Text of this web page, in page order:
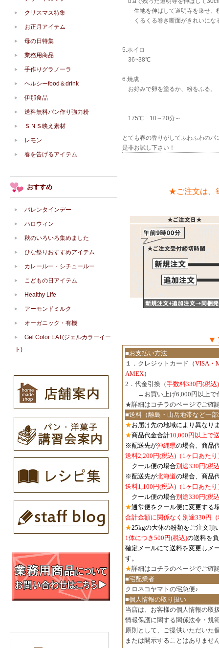
生地を伸ばして道明寺を乗せ、
くるくる巻き断面がきれいにな
5.ホイロ
36~38℃
6.焼成
お好みで卵を塗るか、粉をふる。
175℃ 10～20分～
とても春の香りがしてふわふわの
是非お試し下さい！
★ご注文は、
▼
■お支払い方法
１．クレジットカード（VISA・
AMEX）
2．代金引換（手数料330円(税込)
→お買い上げ6,000円以上で
★詳細は コチラのページでご確
■送料（離島・山岳地帯など一
★お届け先の地域により異なり
★商品代金合計10,000円以上で
※配送先が沖縄県の場合、商品
送料2,200円(税込)（1ヶ口あたり
クール便の場合別途330円(税
※配送先が北海道の場合、商品
送料1,100円(税込) （1ヶ口あた
クール便の場合別途330円(税
★通常便をクール便に変更する
合計金額に関係なく別途330円
★25kgの大体の粉類をご注文頂
1体につき500円(税込)の送料を
確定メールにて送料を変更しメ
す。
★詳細は コチラのページでご確
■宅配業者
クロネコヤマトの宅急便♪
■個人情報の取り扱い
当店は、お客様の個人情報の取
情報保護に関する関係法令・規
原則として、ご提供いただいた
または開示することはありませ
クリスマス特集
お正月アイテム
母の日特集
業務用商品
手作りグラノーラ
ヘルシーfood＆drink
伊那食品
送料無料パン作り強力粉
ＳＮＳ映え素材
レモン
春を告げるアイテム
おすすめ
バレンタインデー
ハロウィン
秋のいろいろ集めました
ひな祭りおすすめアイテム
カレールー・シチュールー
こどもの日アイテム
Healthy Life
アーモンドミルク
オーガニック・有機
Gel Color EAT(ジェルカラーイー
ト)